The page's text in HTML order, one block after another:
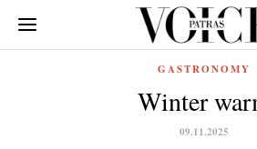
GASTRONOMY
Winter
09.11.2025